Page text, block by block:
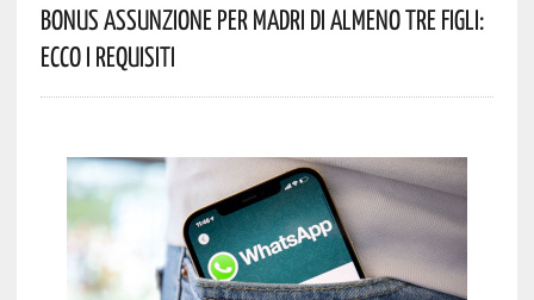
Bonus Assunzione Per Madri Di Almeno Tre Figli:
Ecco I Requisiti